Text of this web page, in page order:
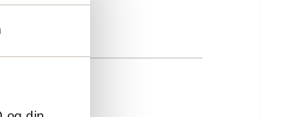
med en rulle med
etiketter.